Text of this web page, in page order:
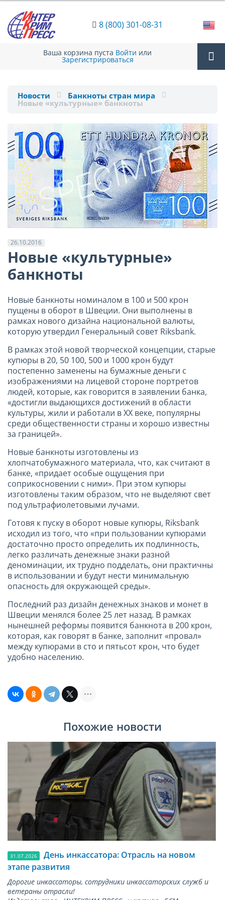
8 (800) 301-08-31
Ваша корзина пуста Войти или
Зарегистрироваться
Новости Банкноты стран мира
Новые «культурные» банкноты
26.10.2016
Новые «культурные»
банкноты
Новые банкноты номиналом в 100 и 500 крон
пущены в оборот в Швеции. Они выполнены в
рамках нового дизайна национальной валюты,
которую утвердил Генеральный совет Riksbank.
В рамках этой новой творческой концепции, старые
купюры в 20, 50 100, 500 и 1000 крон будут
постепенно заменены на бумажные деньги с
изображениями на лицевой стороне портретов
людей, которые, как говорится в заявлении банка,
«достигли выдающихся достижений в области
культуры, жили и работали в ХХ веке, популярны
среди общественности страны и хорошо известны
за границей».
Новые банкноты изготовлены из
хлопчатобумажного материала, что, как считают в
банке, «придает особые ощущения при
соприкосновении с ними». При этом купюры
изготовлены таким образом, что не выделяют свет
под ультрафиолетовыми лучами.
Готовя к пуску в оборот новые купюры, Riksbank
исходил из того, что «при пользовании купюрами
достаточно просто определить их подлинность,
легко различать денежные знаки разной
деноминации, их трудно подделать, они практичны
в использовании и будут нести минимальную
опасность для окружающей среды».
Последний раз дизайн денежных знаков и монет в
Швеции менялся более 25 лет назад. В рамках
нынешней реформы появится банкнота в 200 крон,
которая, как говорят в банке, заполнит «провал»
между купюрами в сто и пятьсот крон, что будет
удобно населению.
Похожие новости
31.07.2026
День инкассатора: Отрасль на новом
этапе развития
Дорогие инкассаторы, сотрудники инкассаторских служб и
ветераны отрасли!